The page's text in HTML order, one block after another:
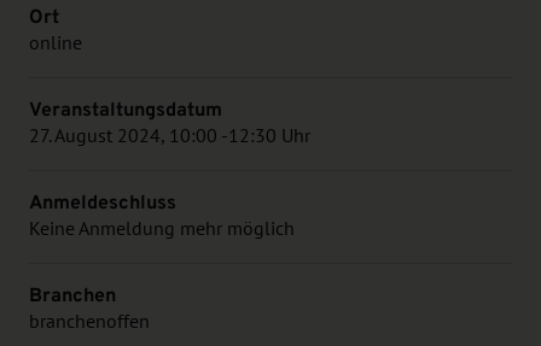
Ort
online
Veranstaltungsdatum
27. August 2024, 10:00 -12:30 Uhr
Anmeldeschluss
Keine Anmeldung mehr möglich
Branchen
branchenoffen